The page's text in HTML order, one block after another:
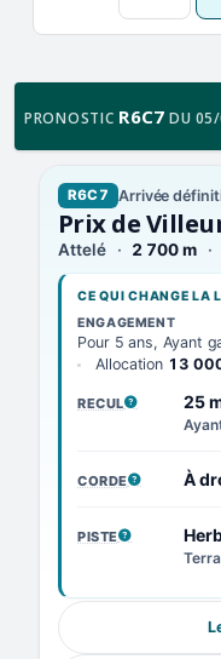
PRONOSTIC R6C7 DU
R6C7 Arrivée
Prix de
Attelé 2 700 m
CE QUI CHANGE LA
ENGAGEMENT
Pour 5 ans, Ayant
Allocation 13
RECUL
, VOIR LA 25
CORDE
, VOIR LA À
PISTE
, VOIR LA